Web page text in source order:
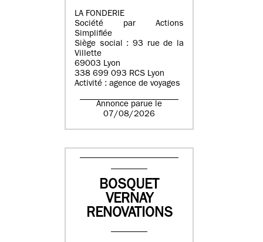
LA FONDERIE
Société par Actions
Simplifiée
Siège social : 93 rue de la
Villette
69003 Lyon
338 699 093 RCS Lyon
Activité : agence de voyages
Annonce parue le
07/08/2026
BOSQUET
VERNAY
RENOVATIONS